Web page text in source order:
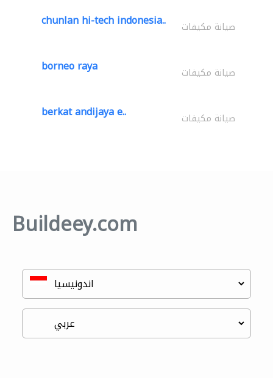
chunlan hi-tech indonesia.. صيانة مكيفات
borneo raya صيانة مكيفات
berkat andijaya e.. صيانة مكيفات
Buildeey.com